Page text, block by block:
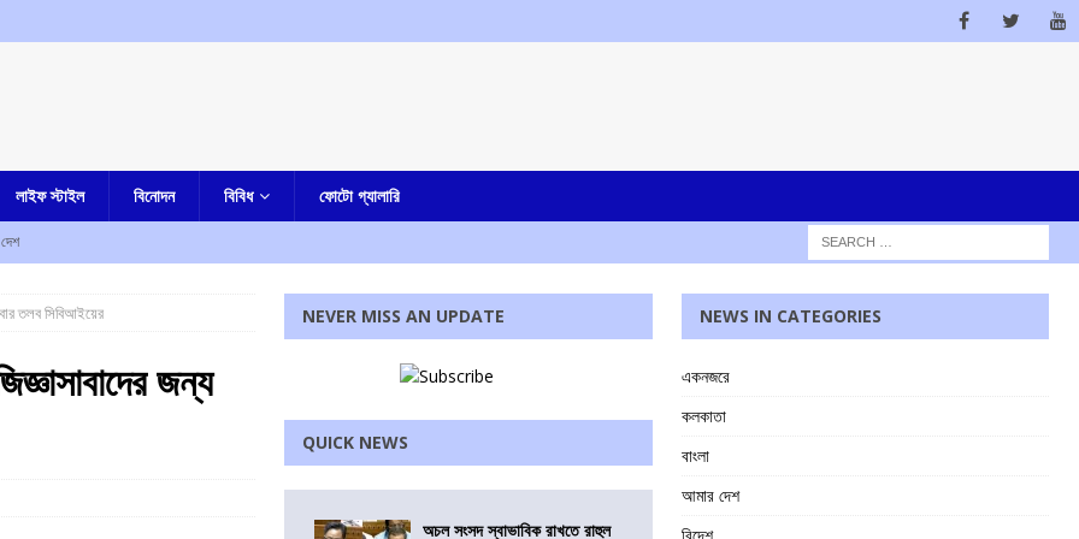
লাইফ স্টাইল বিনোদন বিবিধ ফোটো গ্যালারি
সেলিম
হচ্ছে বিভাগীয় তদন্তও
আমার বাংলা
তলব সিবিআইয়ের
জন্য
NEVER MISS AN UPDATE
QUICK NEWS
অচল সংসদ স্বাভাবিক রাখতে রাহুল
NEWS IN CATEGORIES
একনজরে
কলকাতা
বাংলা
আমার দেশ